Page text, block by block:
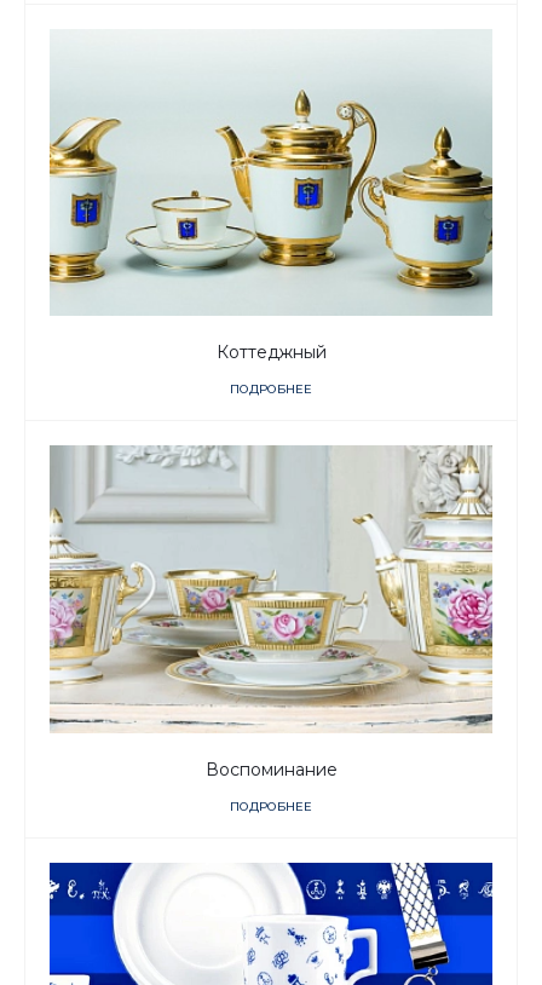
Коттеджный
ПОДРОБНЕЕ
Воспоминание
ПОДРОБНЕЕ